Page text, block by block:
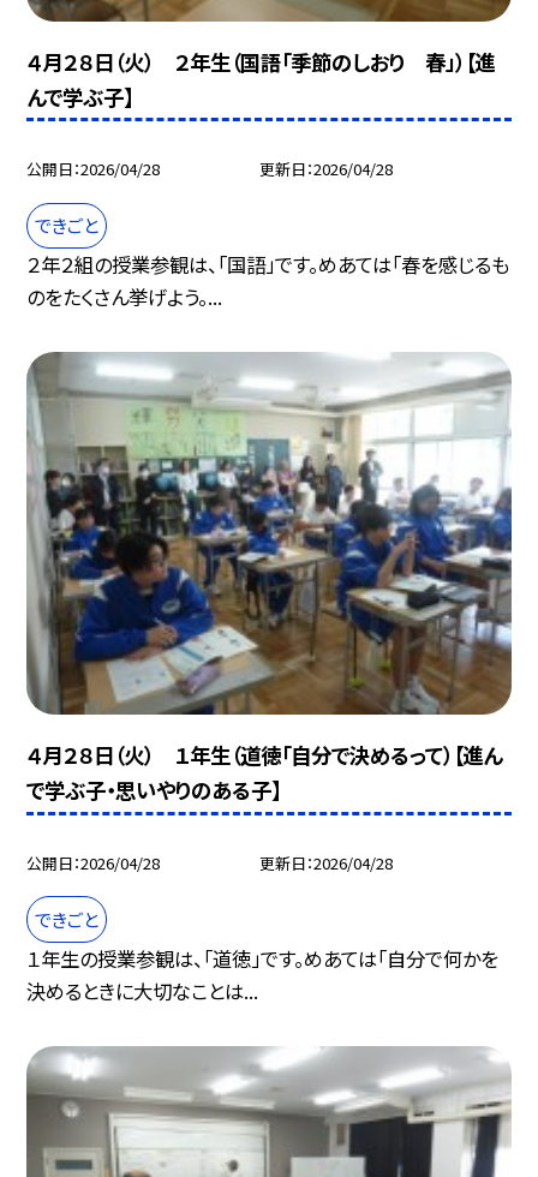
４月２８日（火） ２年生（国語「季節のしおり 春」）【進
んで学ぶ子】
公開日 2026/04/28 更新日 2026/04/28
できごと
２年２組の授業参観は、「国語」です。めあては「春を感じるも
のをたくさん挙げよう。...
４月２８日（火） １年生（道徳「自分で決めるって）【進ん
で学ぶ子・思いやりのある子】
公開日 2026/04/28 更新日 2026/04/28
できごと
１年生の授業参観は、「道徳」です。めあては「自分で何かを
決めるときに大切なことは...